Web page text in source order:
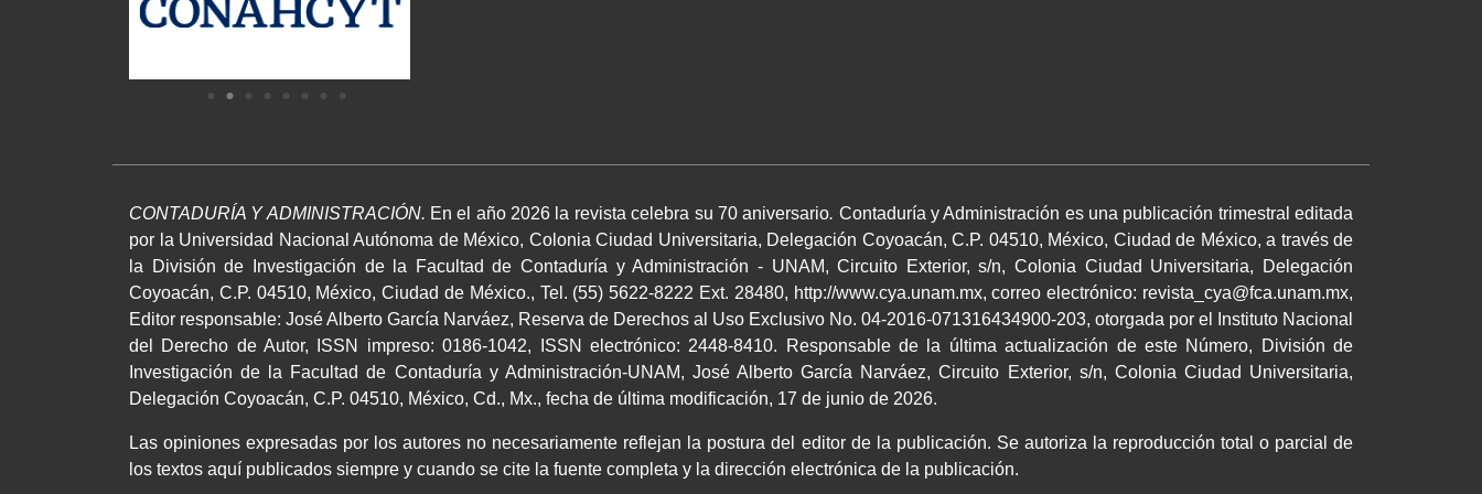
CONTADURÍA Y ADMINISTRACIÓN. En el año 2026 la revista celebra su 70 aniversario. Contaduría y Administración es una publicación trimestral editada
por la Universidad Nacional Autónoma de México, Colonia Ciudad Universitaria, Delegación Coyoacán, C.P. 04510, México, Ciudad de México, a través de
la División de Investigación de la Facultad de Contaduría y Administración - UNAM, Circuito Exterior, s/n, Colonia Ciudad Universitaria, Delegación
Coyoacán, C.P. 04510, México, Ciudad de México., Tel. (55) 5622-8222 Ext. 28480, http://www.cya.unam.mx, correo electrónico: revista_cya@fca.unam.mx,
Editor responsable: José Alberto García Narváez, Reserva de Derechos al Uso Exclusivo No. 04-2016-071316434900-203, otorgada por el Instituto Nacional
del Derecho de Autor, ISSN impreso: 0186-1042, ISSN electrónico: 2448-8410. Responsable de la última actualización de este Número, División de
Investigación de la Facultad de Contaduría y Administración-UNAM, José Alberto García Narváez, Circuito Exterior, s/n, Colonia Ciudad Universitaria,
Delegación Coyoacán, C.P. 04510, México, Cd., Mx., fecha de última modificación, 17 de junio de 2026.
Las opiniones expresadas por los autores no necesariamente reflejan la postura del editor de la publicación. Se autoriza la reproducción total o parcial de
los textos aquí publicados siempre y cuando se cite la fuente completa y la dirección electrónica de la publicación.